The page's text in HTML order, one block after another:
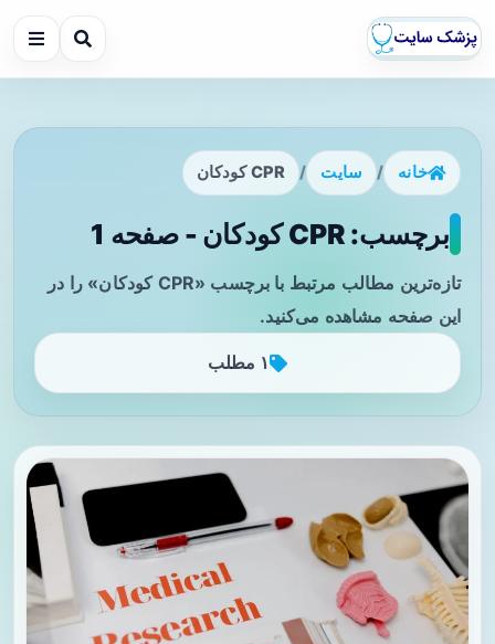
خانه / سایت / CPR کودکان
برچسب: CPR کودکان - صفحه 1
تازه‌ترین مطالب مرتبط با برچسب «CPR کودکان» را در
این صفحه مشاهده می‌کنید.
۱ مطلب